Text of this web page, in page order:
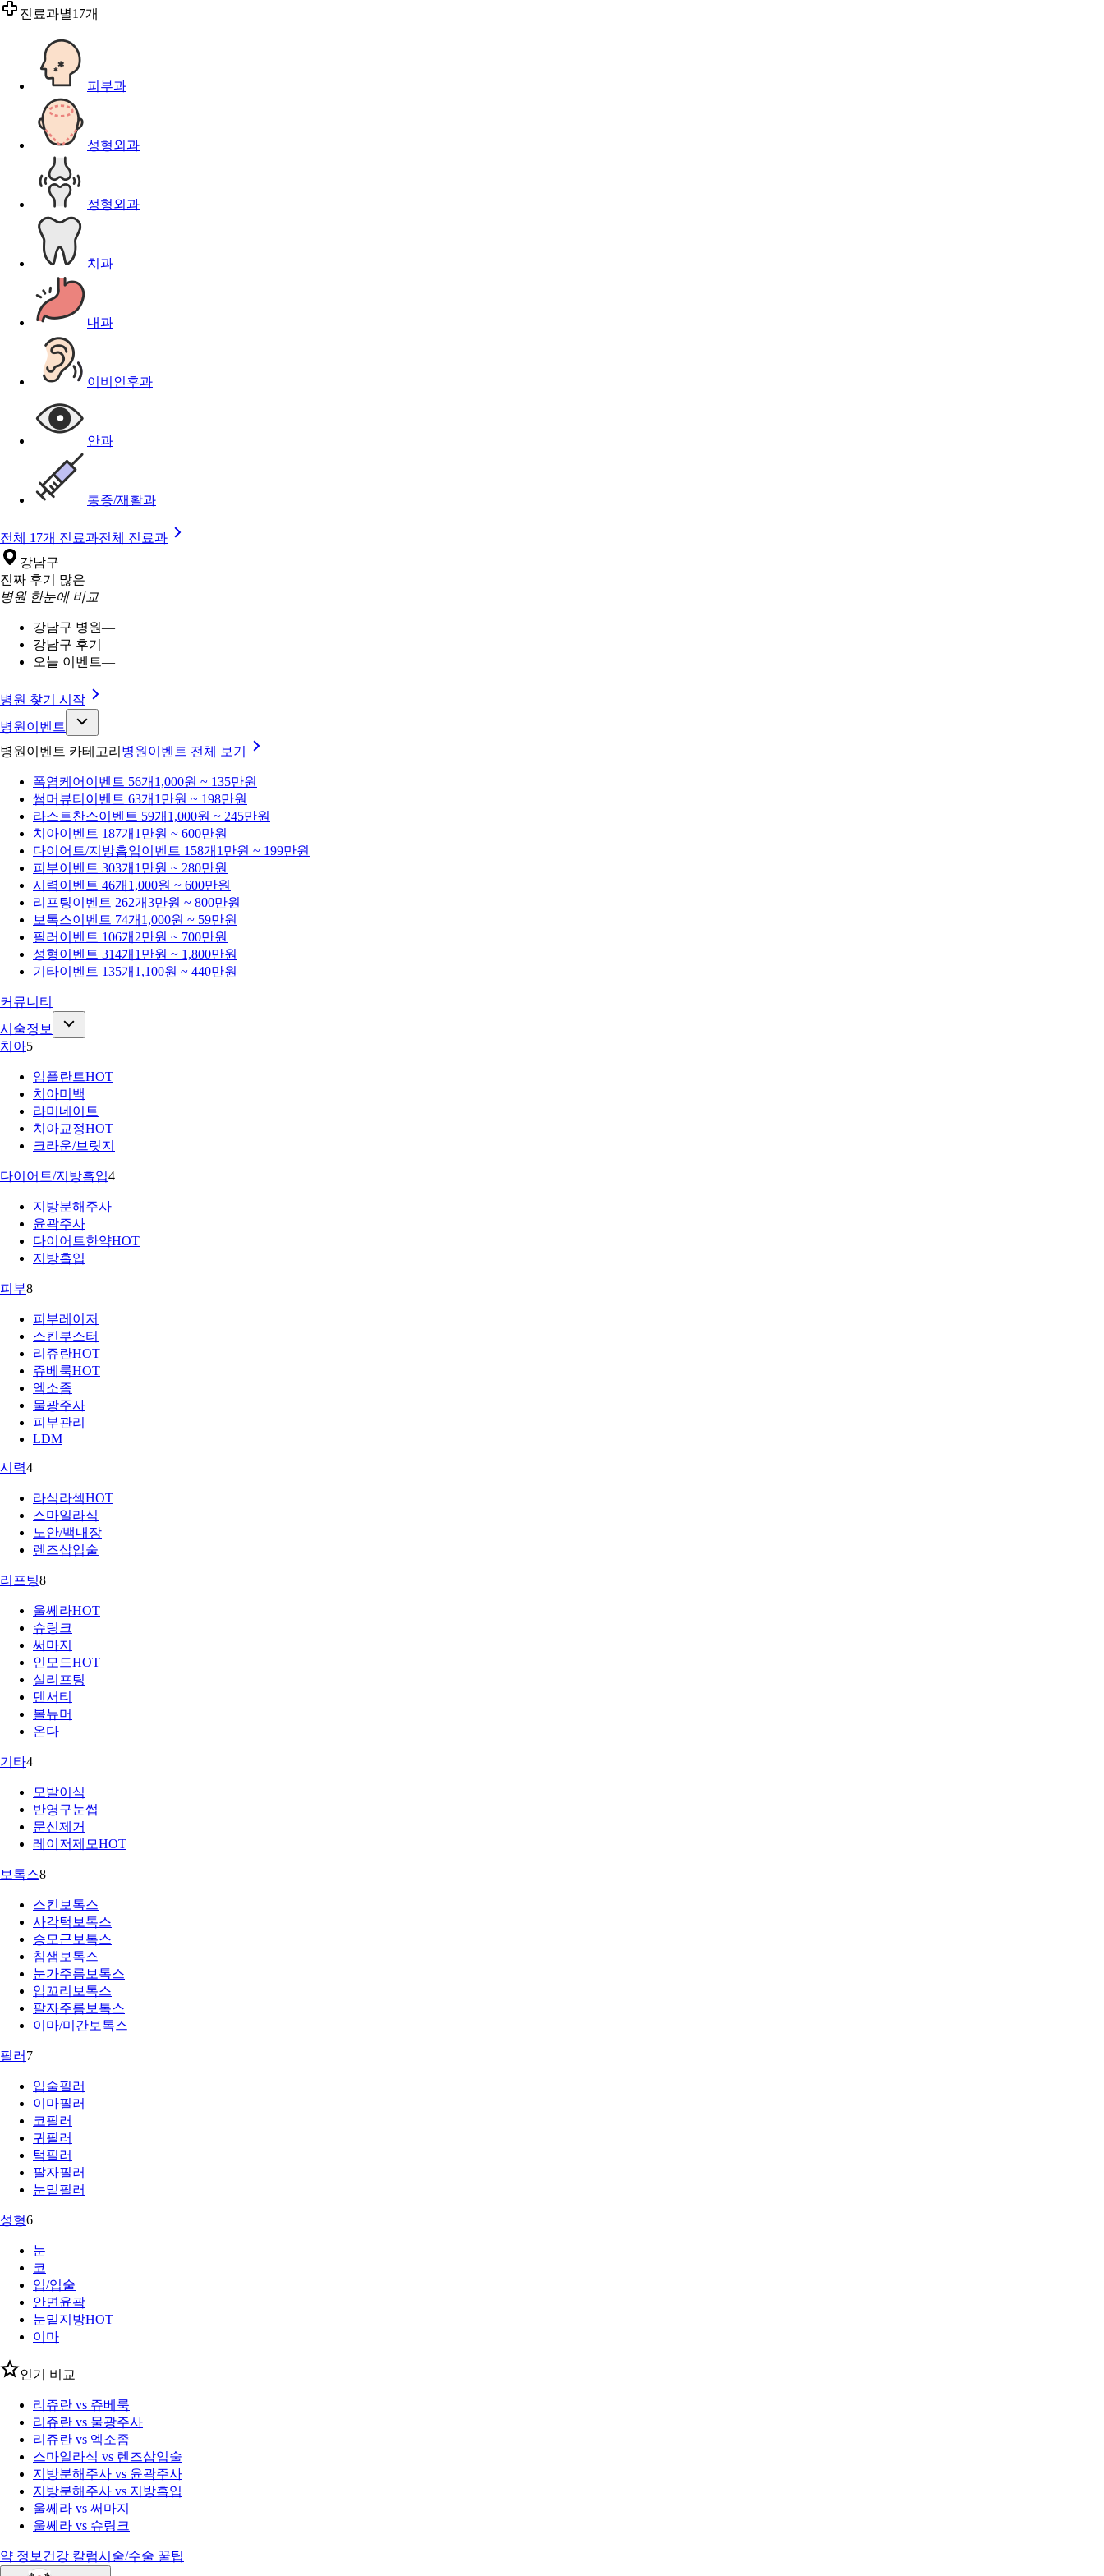
진료과별17개
피부과
성형외과
정형외과
치과
내과
이비인후과
안과
통증/재활과
전체 17개 진료과전체 진료과
강남구
진짜 후기 많은
병원 한눈에 비교
강남구 병원—
강남구 후기 —
오늘 이벤트—
병원 찾기 시작
병원이벤트
병원이벤트 카테고리 병원이벤트 전체 보기
폭염케어 이벤트 56개 1,000원 ~ 135만원
썸머뷰티 이벤트 63개 1만원 ~ 198만원
라스트찬스이벤트 59개 1,000원 ~ 245만원
치아이벤트 187개 1만원 ~ 600만원
다이어트/지방흡입이벤트 158개 1만원 ~ 199만원
피부이벤트 303개 1만원 ~ 280만원
시력이벤트 46개 1,000원 ~ 600만원
리프팅이벤트 262개3만원 ~ 800만원
보톡스이벤트 74개 1,000원 ~ 59만원
필러 이벤트 106개 2만원 ~ 700만원
성형이벤트 314개 1만원 ~ 1,800만원
기타이벤트 135개 1,100원 ~ 440만원
커뮤니티
시술정보
치아5
임플란트HOT
치아미백
라미네이트
치아교정HOT
크라운/브릿지
다이어트/지방흡입4
지방분해주사
윤곽주사
다이어트한약HOT
지방흡입
피부8
피부레이저
스킨부스터
리쥬란HOT
쥬베룩HOT
엑소좀
물광주사
피부관리
LDM
시력4
라식라섹HOT
스마일라식
노안/백내장
렌즈삽입술
리프팅8
울쎄라HOT
슈링크
써마지
인모드HOT
실리프팅
덴서티
볼뉴머
온다
기타4
모발이식
반영구눈썹
문신제거
레이저제모HOT
보톡스8
스킨보톡스
사각턱보톡스
승모근보톡스
침샘보톡스
눈가주름보톡스
입꼬리보톡스
팔자주름보톡스
이마/미간보톡스
필러 7
입술필러
이마필러
코필러
귀필러
턱필러
팔자필러
눈밑필러
성형6
눈
코
입/입술
안면윤곽
눈밑지방HOT
이마
인기 비교
리쥬란 vs 쥬베룩
리쥬란 vs 물광주사
리쥬란 vs 엑소좀
스마일라식 vs 렌즈삽입술
지방분해주사 vs 윤곽주사
지방분해주사 vs 지방흡입
울쎄라 vs 써마지
울쎄라 vs 슈링크
약 정보 건강 칼럼시술/수술 꿀팁